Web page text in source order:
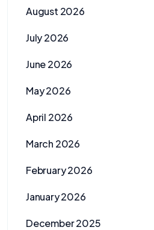
August 2026
July 2026
June 2026
May 2026
April 2026
March 2026
February 2026
January 2026
December 2025